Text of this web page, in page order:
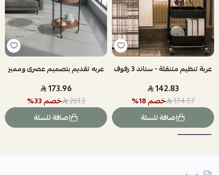
عربة تنظيم متنقلة - ستاند 3 رفوف
142.83
174.57 خصم18
%
إضافة للسلة
عربه تقديم بتصميم عصرى ومميز
173.96
261.2 خصم33
%
إضافة للسلة